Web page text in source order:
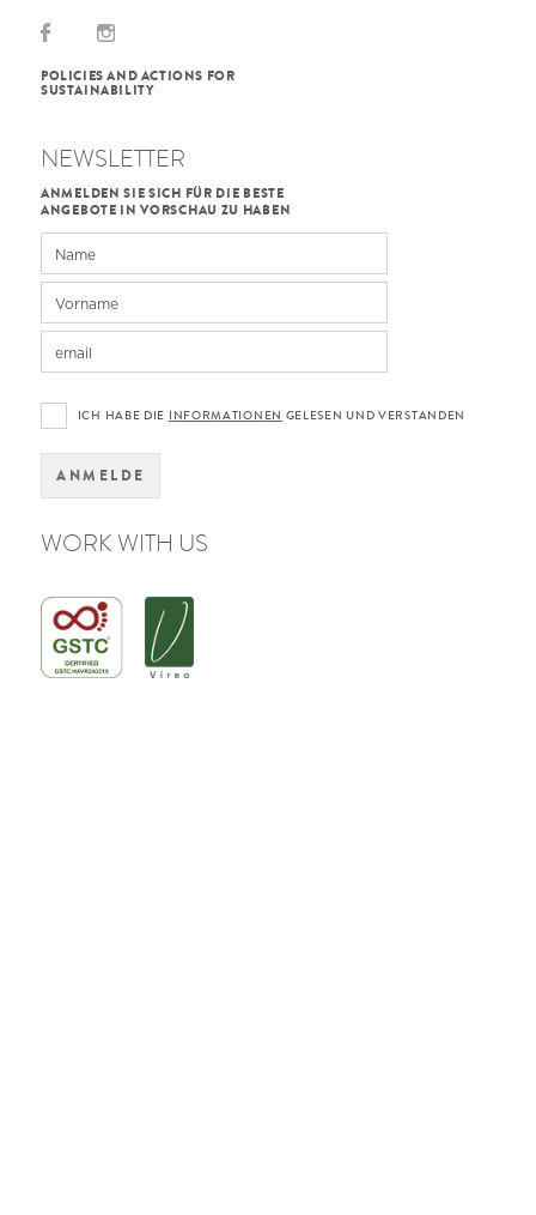
POLICIES AND ACTIONS FOR
SUSTAINABILITY
NEWSLETTER
ANMELDEN SIE SICH FÜR DIE BESTE
ANGEBOTE IN VORSCHAU ZU HABEN
ICH HABE DIE INFORMATIONEN GELESEN UND VERSTANDEN
ANMELDE
WORK WITH US